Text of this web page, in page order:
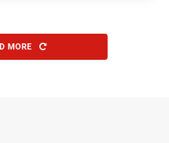
MORE